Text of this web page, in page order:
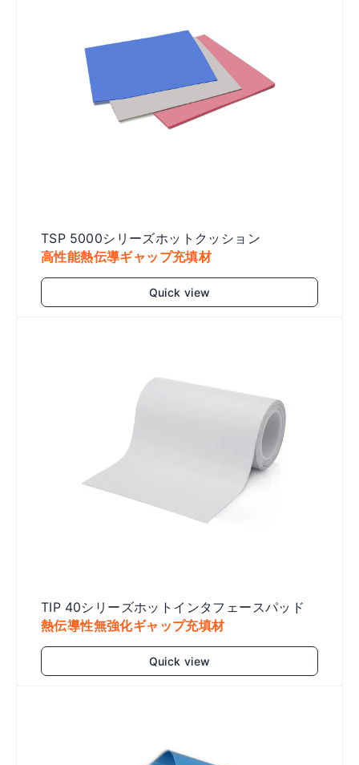
TSP 5000シリーズホットクッション
高性能熱伝導ギャップ充填材
Quick view
TIP 40シリーズホットインタフェースパッド
熱伝導性無強化ギャップ充填材
Quick view